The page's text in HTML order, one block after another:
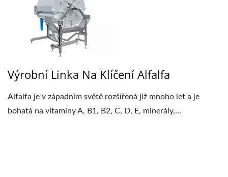
Výrobní Linka Na Klíčení Alfalfa
Alfalfa je v západním světě rozšířená již mnoho let a je
bohatá na vitamíny A, B1, B2, C, D, E, minerály,...